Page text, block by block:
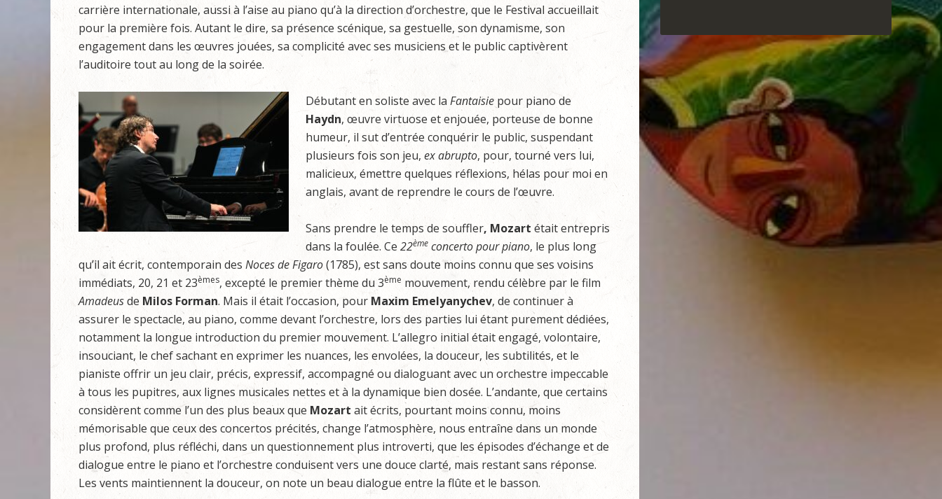
carrière internationale, aussi à l’aise au piano qu’à la direction d’orchestre, que le Festival accueillait
pour la première fois. Autant le dire, sa présence scénique, sa gestuelle, son dynamisme, son
engagement dans les œuvres jouées, sa complicité avec ses musiciens et le public captivèrent
l’auditoire tout au long de la soirée.
Débutant en soliste avec la Fantaisie pour piano de
Haydn, œuvre virtuose et enjouée, porteuse de bonne
humeur, il sut d’entrée conquérir le public, suspendant
plusieurs fois son jeu, ex abrupto, pour, tourné vers lui,
malicieux, émettre quelques réflexions, hélas pour moi en
anglais, avant de reprendre le cours de l’œuvre.
Sans prendre le temps de souffler, Mozart était entrepris
dans la foulée. Ce 22ème concerto pour piano, le plus long
qu’il ait écrit, contemporain des Noces de Figaro(1785), est sans doute moins connu que ses voisins
immédiats, 20, 21 et 23èmes, excepté le premier thème du 3ème mouvement, rendu célèbre par le film
Amadeusde Milos Forman. Mais il était l’occasion, pour Maxim Emelyanychev, de continuer à
assurer le spectacle, au piano, comme devant l’orchestre, lors des parties lui étant purement dédiées,
notamment la longue introduction du premier mouvement. L’allegro initial était engagé, volontaire,
insouciant, le chef sachant en exprimer les nuances, les envolées, la douceur, les subtilités, et le
pianiste offrir un jeu clair, précis, expressif, accompagné ou dialoguant avec un orchestre impeccable
à tous les pupitres, aux lignes musicales nettes et à la dynamique bien dosée. L’andante, que certains
considèrent comme l’un des plus beaux que Mozart ait écrits, pourtant moins connu, moins
mémorisable que ceux des concertos précités, change l’atmosphère, nous entraîne dans un monde
plus profond, plus réfléchi, dans un questionnement plus introverti, que les épisodes d’échange et de
dialogue entre le piano et l’orchestre conduisent vers une douce clarté, mais restant sans réponse.
Les vents maintiennent la douceur, on note un beau dialogue entre la flûte et le basson.